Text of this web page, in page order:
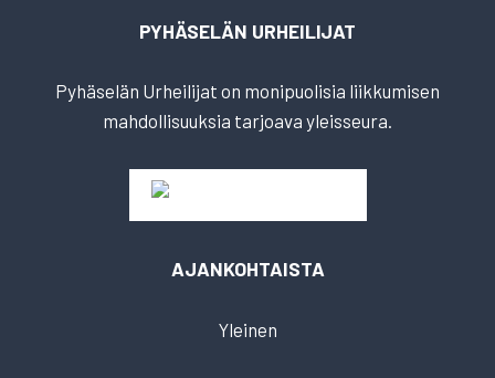
PYHÄSELÄN URHEILIJAT
Pyhäselän Urheilijat on monipuolisia liikkumisen
mahdollisuuksia tarjoava yleisseura.
AJANKOHTAISTA
Yleinen